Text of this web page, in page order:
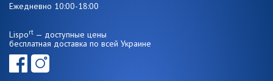
Ежедневно 10:00-18:00
Lisport — доступные цены
бесплатная доставка по всей Украине